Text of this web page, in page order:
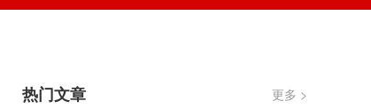
热门文章 更多 >